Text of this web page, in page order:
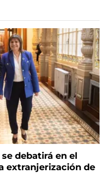
debatirá en el
extranjerización de